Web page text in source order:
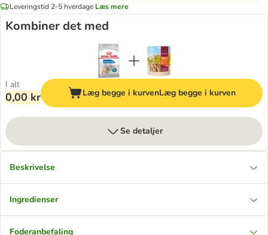
Leveringstid 2-5 hverdage Læs mere
Kombiner det med
I alt
0,00 kr Læg begge i kurvenLæg begge i kurven
Se detaljer
Beskrivelse
Ingredienser
Foderanbefaling